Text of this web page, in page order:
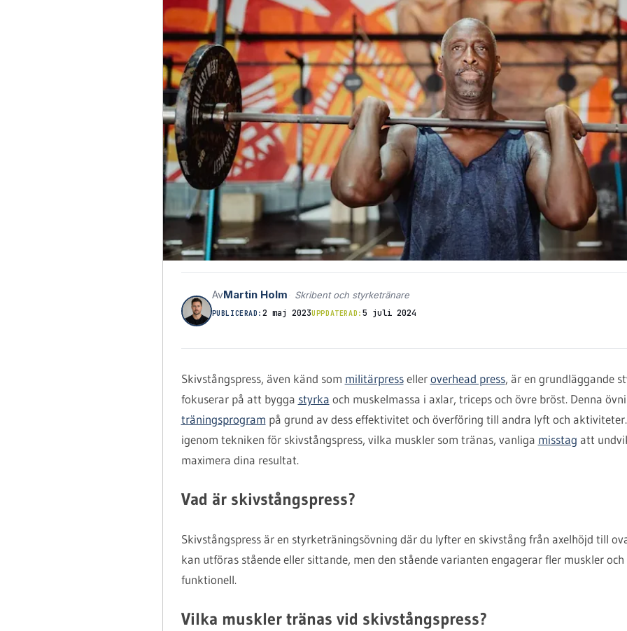
AvMartin Holm Skribent och styrketränare
PUBLICERAD:2 maj 2023UPPDATERAD: 5 juli 2024
Skivstångspress, även känd som militärpresselleroverhead press, är en grundläggande
fokuserar på att bygga styrka och muskelmassa i axlar, triceps och övre bröst. Denna
träningsprogram på grund av dess effektivitet och överföring till andra lyft och
igenom tekniken för skivstångspress, vilka muskler som tränas, vanliga misstag att
maximera dina resultat.
Vad är skivstångspress?
Skivstångspress är en styrketräningsövning där du lyfter en skivstång från axelhöjd till
kan utföras stående eller sittande, men den stående varianten engagerar fler muskler och
funktionell.
Vilka muskler tränas vid skivstångspress?